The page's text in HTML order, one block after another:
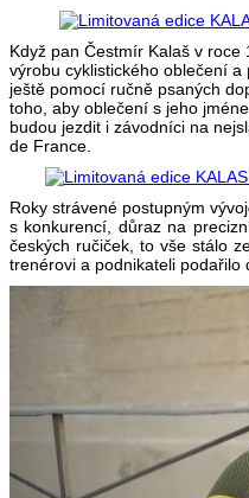
Když pan Čestmír Kalaš v
výrobu cyklistického oblečení
ještě pomocí ručně psaných
toho, aby oblečení s jeho
budou jezdit i závodníci na
de France.
Roky strávené postupným
s konkurencí, důraz na
českých ručiček, to vše stálo
trenérovi a podnikateli podařilo